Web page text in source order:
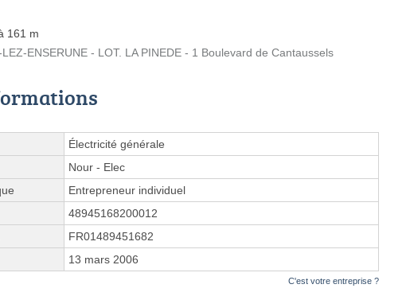
161 m
ENSERUNE - LOT. LA PINEDE - 1 Boulevard de Cantaussels
Électricité générale
Nour - Elec
Entrepreneur individuel
48945168200012
FR01489451682
13 mars 2006
C'est votre entreprise ?